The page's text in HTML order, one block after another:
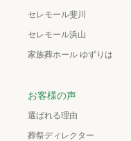
セレモール斐川
セレモール浜山
家族葬ホール ゆずりは
お客様の声
選ばれる理由
葬祭ディレクター